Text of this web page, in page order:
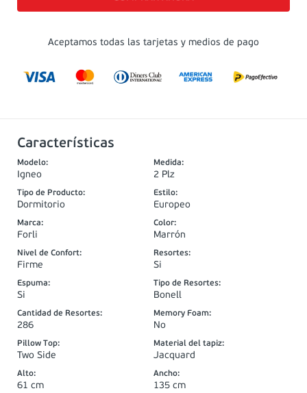
Aceptamos todas las tarjetas y medios de pago
Características
Modelo:
Igneo
Medida:
2 Plz
Tipo de Producto:
Dormitorio
Estilo:
Europeo
Marca:
Forli
Color:
Marrón
Nivel de Confort:
Firme
Resortes:
Si
Espuma:
Si
Tipo de Resortes:
Bonell
Cantidad de Resortes:
286
Memory Foam:
No
Pillow Top:
Two Side
Material del tapiz:
Jacquard
Alto:
61 cm
Ancho:
135 cm